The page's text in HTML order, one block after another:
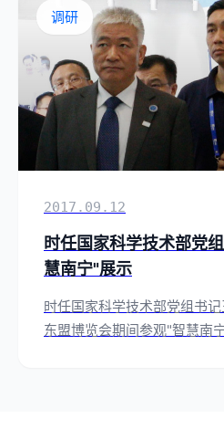
调研
2017.09.12
时任国家科学技术部党
慧南宁"展示
时任国家科学技术部党组书
东盟博览会期间参观"智慧南